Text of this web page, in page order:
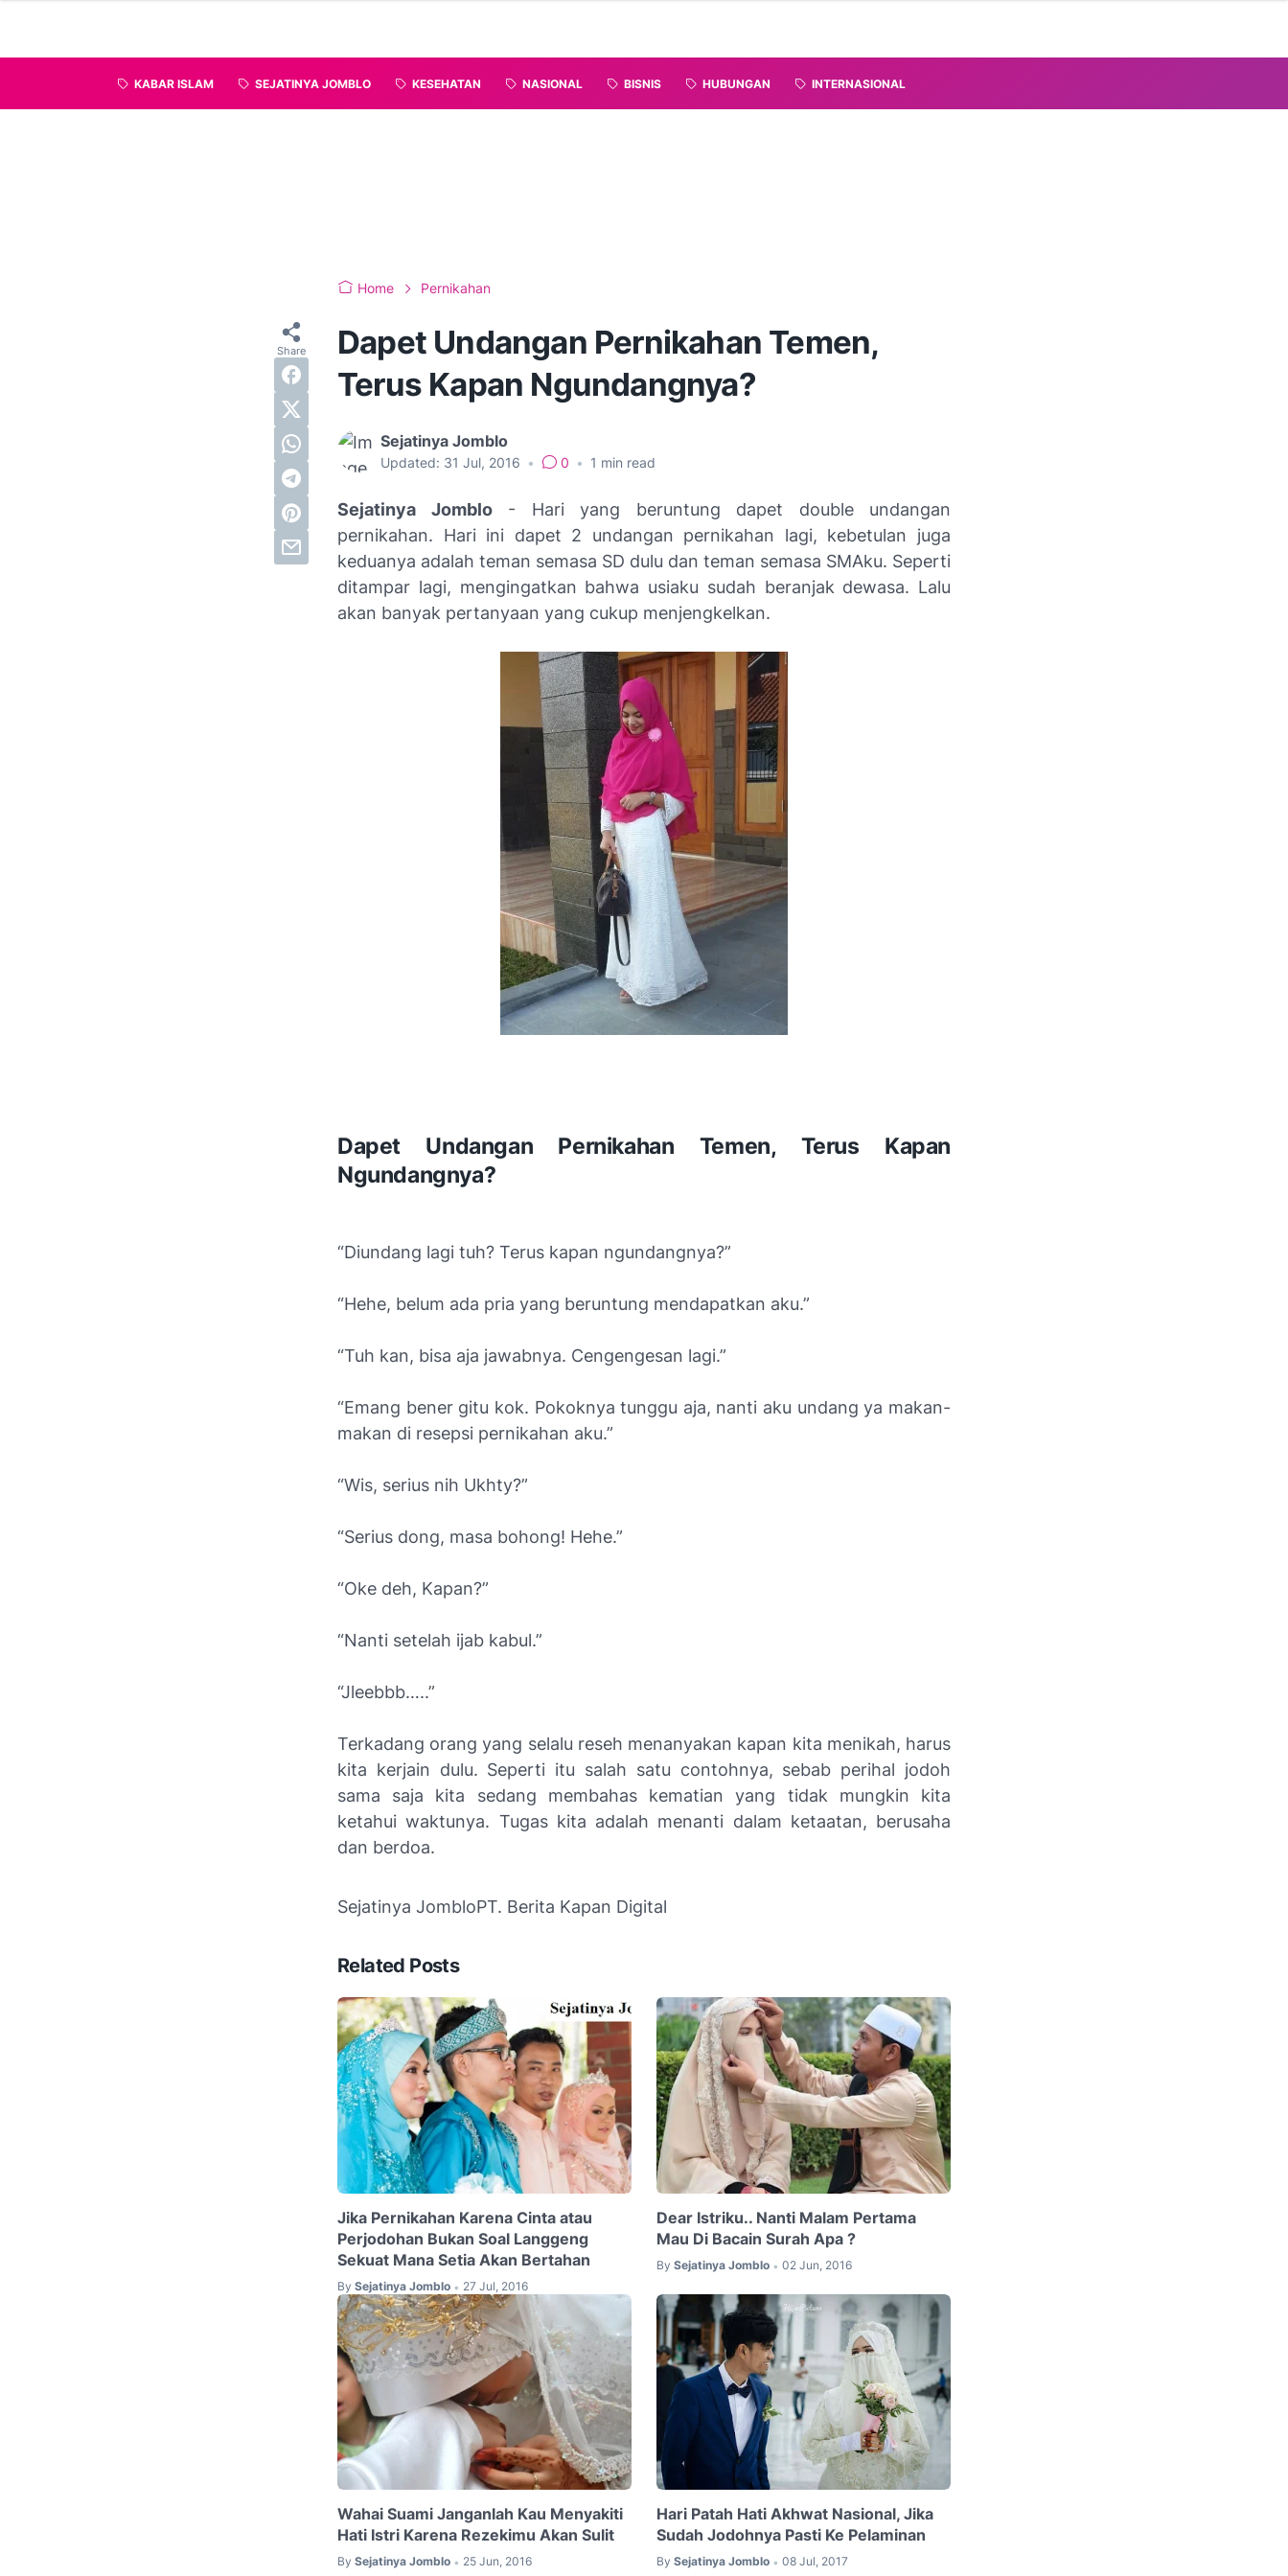
KABAR ISLAM SEJATINYA JOMBLO KESEHATAN NASIONAL BISNIS HUBUNGAN INTERNASIONAL
Home Pernikahan
Dapet Undangan Pernikahan Temen,
Terus Kapan Ngundangnya?
Sejatinya Jomblo
Updated: 31 Jul, 2016 • 0 • 1 min read
Sejatinya Jomblo- Hari yang beruntung dapet double undangan
pernikahan. Hari ini dapet 2 undangan pernikahan lagi, kebetulan juga
keduanya adalah teman semasa SD dulu dan teman semasa SMAku. Seperti
ditampar lagi, mengingatkan bahwa usiaku sudah beranjak dewasa. Lalu
akan banyak pertanyaan yang cukup menjengkelkan.
Dapet Undangan Pernikahan Temen, Terus Kapan
Ngundangnya?
“Diundang lagi tuh? Terus kapan ngundangnya?”
“Hehe, belum ada pria yang beruntung mendapatkan aku.”
“Tuh kan, bisa aja jawabnya. Cengengesan lagi.”
“Emang bener gitu kok. Pokoknya tunggu aja, nanti aku undang ya makan-
makan di resepsi pernikahan aku.”
“Wis, serius nih Ukhty?”
“Serius dong, masa bohong! Hehe.”
“Oke deh, Kapan?”
“Nanti setelah ijab kabul.”
“Jleebbb…..”
Terkadang orang yang selalu reseh menanyakan kapan kita menikah, harus
kita kerjain dulu. Seperti itu salah satu contohnya, sebab perihal jodoh
sama saja kita sedang membahas kematian yang tidak mungkin kita
ketahui waktunya. Tugas kita adalah menanti dalam ketaatan, berusaha
dan berdoa.
Sejatinya JombloPT. Berita Kapan Digital
Related Posts
Jika Pernikahan Karena Cinta atau
Perjodohan Bukan Soal Langgeng
Sekuat Mana Setia Akan Bertahan
By Sejatinya Jomblo • 27 Jul, 2016
Dear Istriku.. Nanti Malam Pertama
Mau Di Bacain Surah Apa ?
By Sejatinya Jomblo • 02 Jun, 2016
Wahai Suami Janganlah Kau Menyakiti
Hati Istri Karena Rezekimu Akan Sulit
By Sejatinya Jomblo • 25 Jun, 2016
Hari Patah Hati Akhwat Nasional, Jika
Sudah Jodohnya Pasti Ke Pelaminan
By Sejatinya Jomblo • 08 Jul, 2017